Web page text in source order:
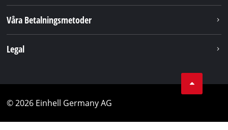
Våra Betalningsmetoder
Legal
© 2026 Einhell Germany AG